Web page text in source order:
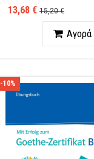
13,68 € 15,20 €
ΠοσότηταΑγορά
-10%